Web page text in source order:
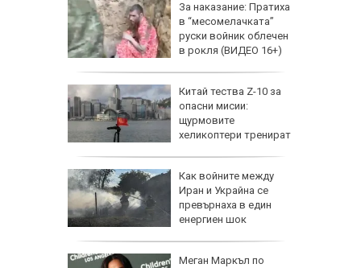
За наказание: Пратиха
в “месомелачката”
руски войник облечен
в рокля (ВИДЕО 16+)
Китай тества Z-10 за
опасни мисии:
щурмовите
хеликоптери тренират
Как войните между
Иран и Украйна се
превърнаха в един
енергиен шок
Меган Маркъл по